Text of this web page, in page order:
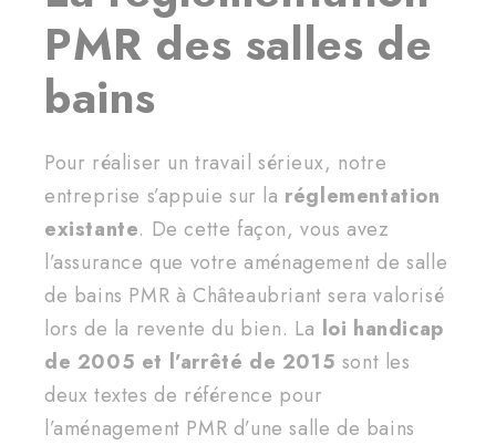
PMR des salles de
bains
Pour réaliser un travail sérieux, notre
entreprise s’appuie sur la réglementation
existante. De cette façon, vous avez
l’assurance que votre aménagement de salle
de bains PMR à Châteaubriant sera valorisé
lors de la revente du bien. La loi handicap
de 2005 et l’arrêté de 2015 sont les
deux textes de référence pour
l’aménagement PMR d’une salle de bains